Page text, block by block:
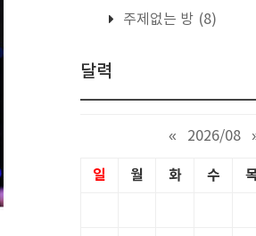
주제없는 방 (8)
달력
« 2026/08
일 월 화 수